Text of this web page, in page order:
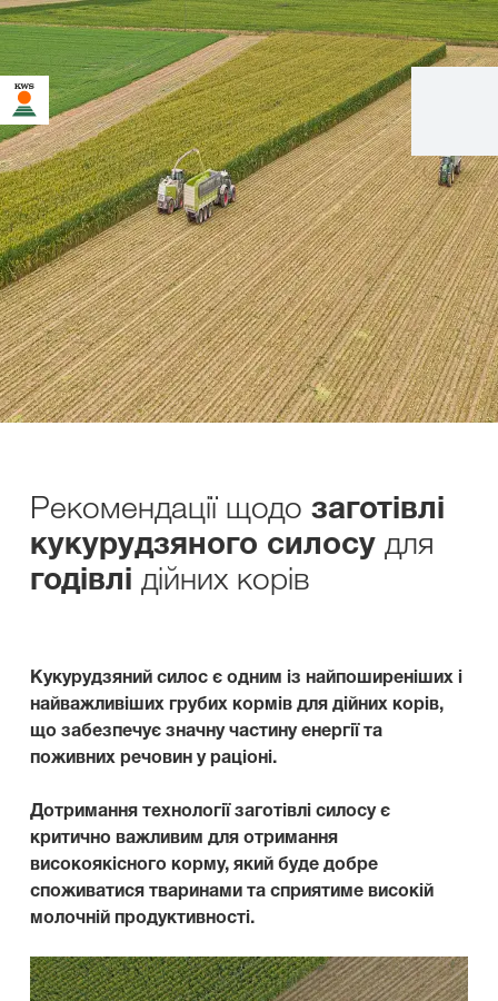
Рекомендації щодо заготівлі
кукурудзяного силосу для
годівлі дійних корів
Кукурудзяний силос є одним із найпоширеніших і
найважливіших грубих кормів для дійних корів,
що забезпечує значну частину енергії та
поживних речовин у раціоні.
Дотримання технології заготівлі силосу є
критично важливим для отримання
високоякісного корму, який буде добре
споживатися тваринами та сприятиме високій
молочній продуктивності.